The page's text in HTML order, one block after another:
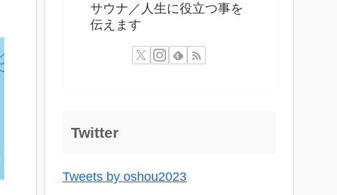
サウナ／人生に役立つ事を
伝えます
Twitter
Tweets by oshou2023